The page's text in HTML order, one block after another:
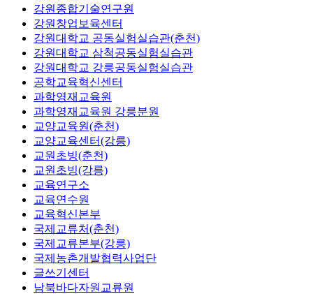
강원종합기술연구원
강원창업보육센터
강원대학교 공동실험실습관(춘천)
강원대학교 삼척공동실험실습관
강원대학교 강릉공동실험실습관
공학교육혁신센터
과학영재교육원
과학영재교육원 강릉분원
교양교육원(춘천)
교양교육센터(강릉)
교원초빙(춘천)
교원초빙(강릉)
교육연구소
교육연수원
교육혁신본부
국제교류처(춘천)
국제교류본부(강릉)
국제농촌개발협력사업단
글쓰기센터
남북바다자원교류원